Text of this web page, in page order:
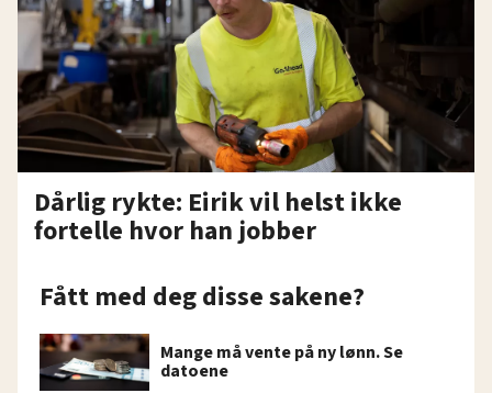
Dårlig rykte: Eirik vil helst ikke
fortelle hvor han jobber
Fått med deg disse sakene?
Mange må vente på ny lønn. Se
datoene